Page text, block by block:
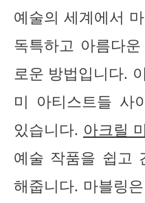
예술의 세계에서
독특하고 아름다
로운 방법입니다.
미 아티스트들 사
있습니다. 아크릴
예술 작품을 쉽고
해줍니다. 마블링